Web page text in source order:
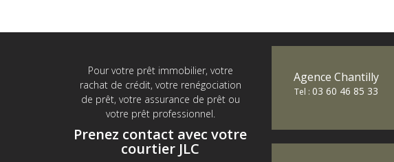
Pour votre prêt immobilier, votre
rachat de crédit, votre renégociation
de prêt, votre assurance de prêt ou
votre prêt professionnel.
Prenez contact avec votre
courtier JLC
Agence Chantilly
Tel :03 60 46 85 33